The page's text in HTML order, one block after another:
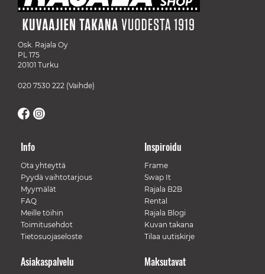
Osk. Rajala Oy
PL 175
20101 Turku
020 7530 222 (Vaihde)
Info
Ota yhteyttä
Pyydä vaihtotarjous
Myymälät
FAQ
Meille töihin
Toimitusehdot
Tietosuojaseloste
Inspiroidu
Frame
Swap It
Rajala B2B
Rental
Rajala Blogi
Kuvan takana
Tilaa uutiskirje
Maksutavat
Asiakaspalvelu